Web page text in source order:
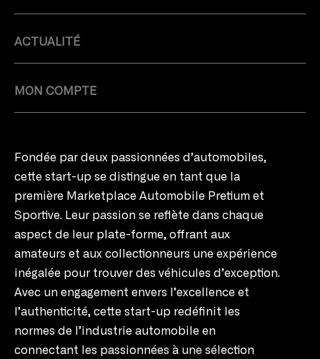
ACTUALITÉ
MON COMPTE
Fondée par deux passionnées d’automobiles,
cette start-up se distingue en tant que la
première Marketplace Automobile Pretium et
Sportive. Leur passion se reflète dans chaque
aspect de leur plate-forme, offrant aux
amateurs et aux collectionneurs une expérience
inégalée pour trouver des véhicules d’exception.
Avec un engagement envers l’excellence et
l’authenticité, cette start-up redéfinit les
normes de l’industrie automobile en
connectant les passionnées à une sélection